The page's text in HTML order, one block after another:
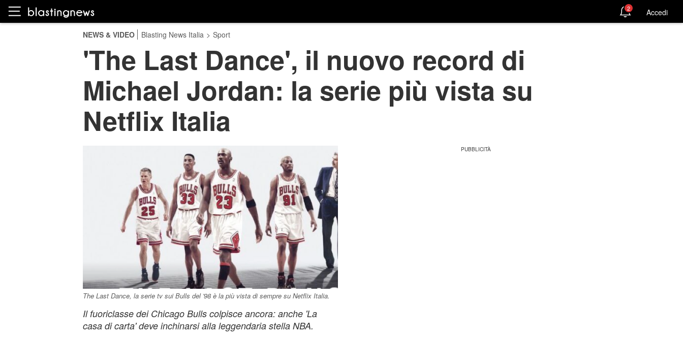
2 Accedi
NEWS & VIDEO Blasting News Italia > Sport
'The Last Dance', il nuovo record di
Michael Jordan: la serie più vista su
Netflix Italia
The Last Dance, la serie tv sui Bulls del '98 è la più vista di sempre su Netflix Italia.
Il fuoriclasse dei Chicago Bulls colpisce ancora: anche 'La
casa di carta' deve inchinarsi alla leggendaria stella NBA.